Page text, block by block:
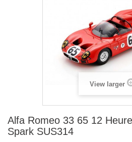
View larger
Alfa Romeo 33 65 12
Spark SUS314